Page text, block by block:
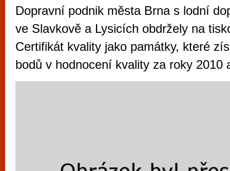
Dopravní podnik města Brna s lodní
ve Slavkově a Lysicích obdržely na
Certifikát kvality jako památky, které
bodů v hodnocení kvality za roky 2010